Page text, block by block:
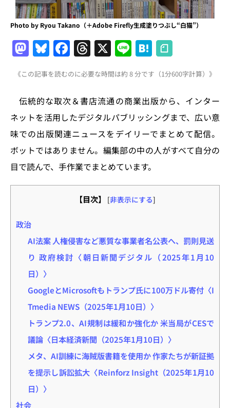
Photo by Ryou Takano（＋Adobe Firefly生成塗りつぶし“白猫”）
M
a
st
o
d
o
n
Bl
u
e
s
k
y
F
a
c
e
b
o
o
k
T
h
re
a
d
s
X Li
n
e
H
at
e
n
a
《この記事を読むのに必要な時間は約 8 分です（1分600字計算）》
伝統的な取次＆書店流通の商業出版から、インター
ネットを活用したデジタルパブリッシングまで、広い意
味での出版関連ニュースをデイリーでまとめて配信。
ボットではありません。編集部の中の人がすべて自分の
目で読んで、手作業でまとめています。
【目次】 [非表示にする]
政治
AI法案 人権侵害など悪質な事業者名公表へ、罰則見送
り 政府検討〈朝日新聞デジタル（2025年1月10
日）〉
GoogleとMicrosoftもトランプ氏に100万ドル寄付〈I
Tmedia NEWS（2025年1月10日）〉
トランプ2.0、AI規制は緩和か強化か 米当局がCESで
議論〈日本経済新聞（2025年1月10日）〉
メタ、AI訓練に海賊版書籍を使用か 作家たちが新証拠
を提示し訴訟拡大〈Reinforz Insight（2025年1月10
日）〉
社会